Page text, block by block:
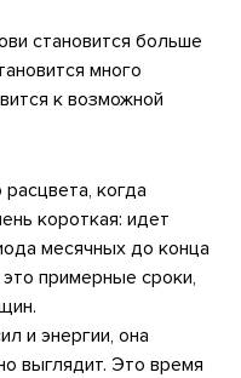
становится больше
много
к возможной
когда
короткая: идет
месячных до конца
примерные сроки,
и энергии, она
выглядит. Это время